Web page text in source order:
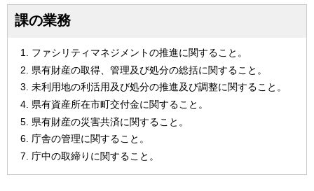
課の業務
ファシリティマネジメントの推進に関すること。
県有財産の取得、管理及び処分の総括に関すること。
未利用地の利活用及び処分の推進及び調整に関すること。
県有資産所在市町交付金に関すること。
県有財産の災害共済に関すること。
庁舎の管理に関すること。
庁中の取締りに関すること。